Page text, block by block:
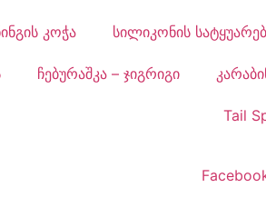
კოჭა სილიკონის
ჩებურაშკა – ჯიგრიგი
Tail